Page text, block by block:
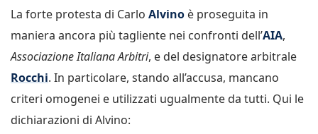
La forte protesta di Carlo Alvino è proseguita in
maniera ancora più tagliente nei confronti dell’AIA,
Associazione Italiana Arbitri, e del designatore arbitrale
Rocchi. In particolare, stando all’accusa, mancano
criteri omogenei e utilizzati ugualmente da tutti. Qui le
dichiarazioni di Alvino: